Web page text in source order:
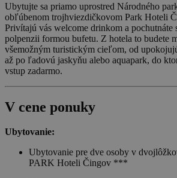
Ubytujte sa priamo uprostred Národného
obľúbenom trojhviezdičkovom Park Hoteli
Privítajú vás welcome drinkom a pochutnáte
polpenzii formou bufetu. Z hotela to budete
všemožným turistickým cieľom, od
až po ľadovú jaskyňu alebo aquapark, do
vstup zadarmo.
V cene ponuky
Ubytovanie:
Ubytovanie pre dve osoby v
PARK Hoteli Čingov ***